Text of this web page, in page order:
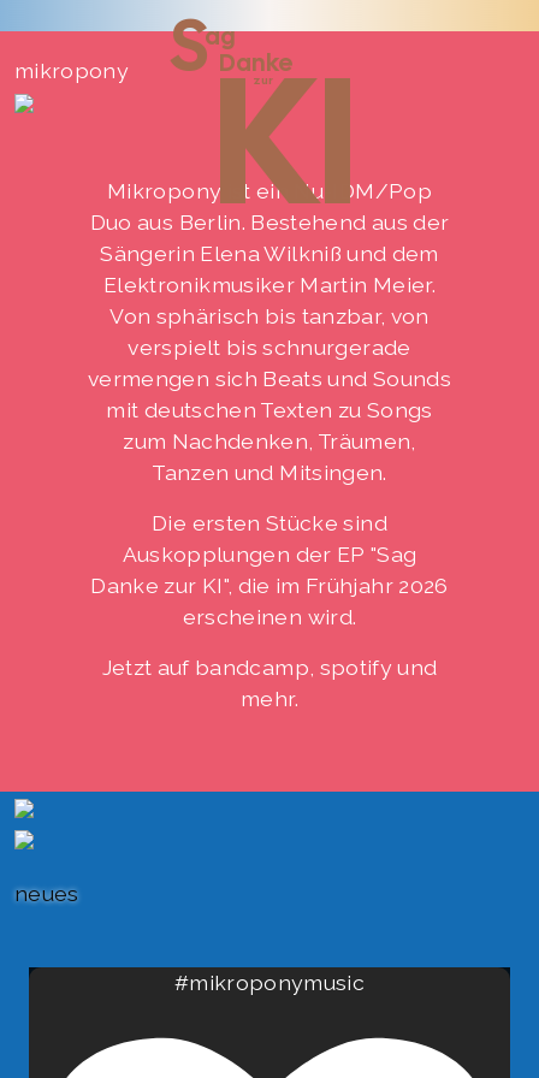
Sag
Danke
KI
zur
mikropony
Mikropony ist ein Nu-IDM/Pop
Duo aus Berlin. Bestehend aus der
Sängerin Elena Wilkniß und dem
Elektronikmusiker Martin Meier.
Von sphärisch bis tanzbar, von
verspielt bis schnurgerade
vermengen sich Beats und Sounds
mit deutschen Texten zu Songs
zum Nachdenken, Träumen,
Tanzen und Mitsingen.
Die ersten Stücke sind
Auskopplungen der EP "Sag
Danke zur KI", die im Frühjahr 2026
erscheinen wird.
Jetzt auf bandcamp, spotify und
mehr.
neues
#mikroponymusic